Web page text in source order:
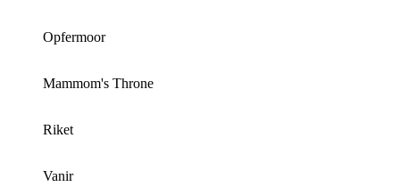
Opfermoor
Mammom's Throne
Riket
Vanir